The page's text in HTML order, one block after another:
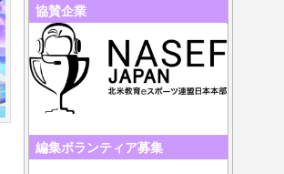
協賛企業
編集ボランティア募集